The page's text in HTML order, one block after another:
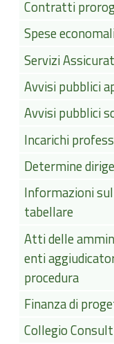
Contratti
Spese
Servizi
Avvisi pubblici
Avvisi pubblici
Incarichi
Determine
Informazioni
tabellare
Atti delle
enti
procedura
Finanza di
Collegio